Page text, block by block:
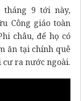
9 tới này,
Công giáo toàn
châu, để họ có
ăn tại chính quê
ra nước ngoài.